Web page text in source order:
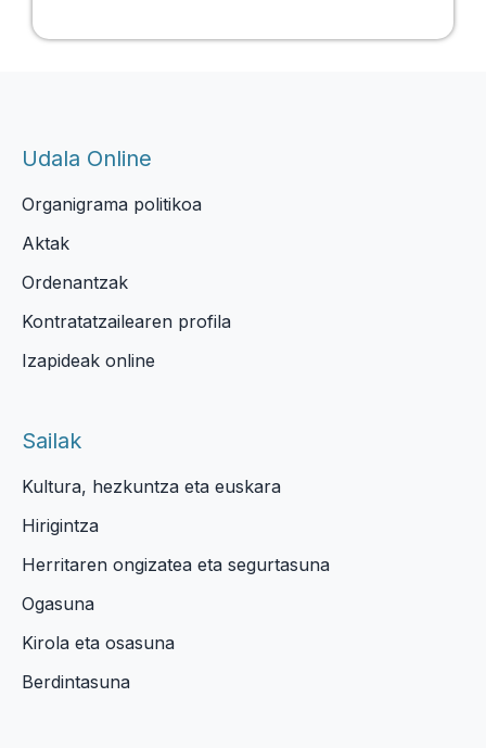
Udala Online
Organigrama politikoa
Aktak
Ordenantzak
Kontratatzailearen profila
Izapideak online
Sailak
Kultura, hezkuntza eta euskara
Hirigintza
Herritaren ongizatea eta segurtasuna
Ogasuna
Kirola eta osasuna
Berdintasuna